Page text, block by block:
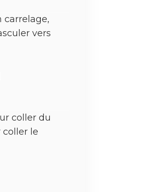
carrelage,
vers
coller du
le